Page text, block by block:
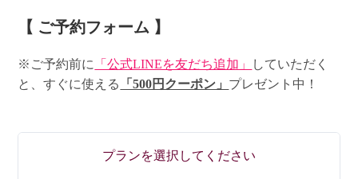
【 ご予約フォーム 】
※ご予約前に 「公式LINEを友だち追加」
していただく
と、すぐに使える
「500円クーポン」 プレゼント中！
プランを選択してください